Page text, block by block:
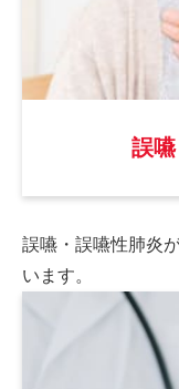
誤
誤嚥・誤嚥性肺炎
います。